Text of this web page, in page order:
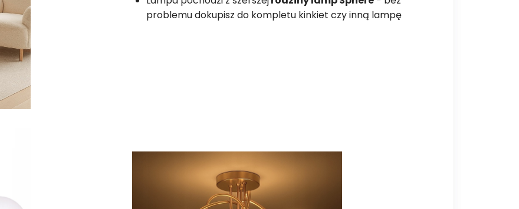
problemu dokupisz do kompletu kinkiet czy inną lampę